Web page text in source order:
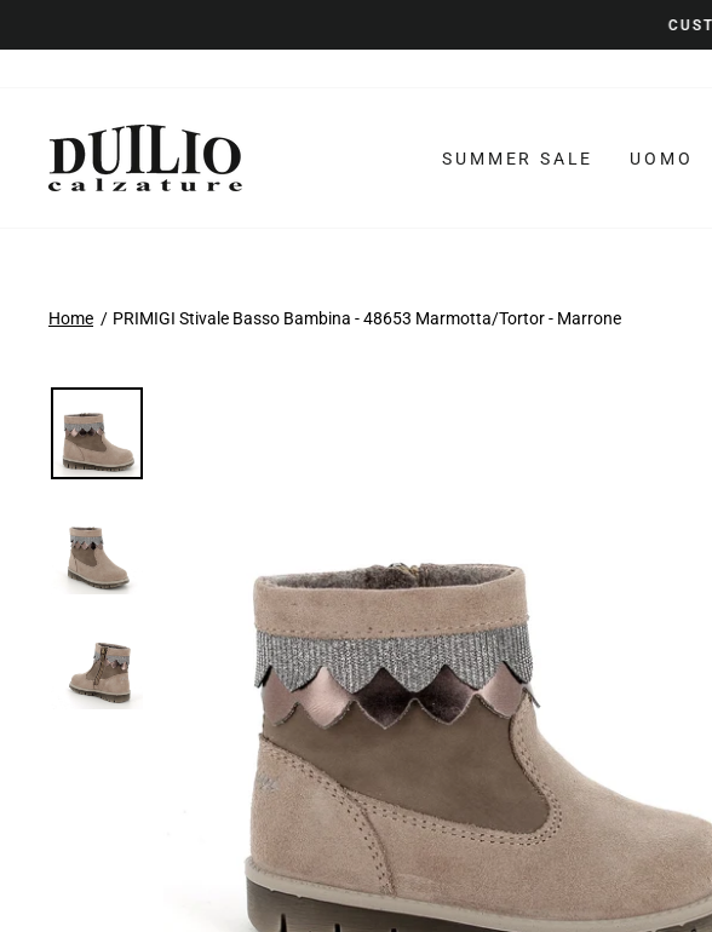
al
CUSTOMER
SUMMER SALE UOMO
Home PRIMIGI Stivale Basso Bambina - 48653 Marmotta/Tortor - Marrone